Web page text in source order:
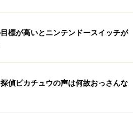
るというのが、基本の流れで
うのは、自分の陣地にする為に
、クリーチャーを召喚して、配
踏んでしまっても、自分もクリ
せることで相手の陣地を奪える
す。ちなみにカルドセプトにお
標が高いとニンテンドースイッチが
偵ピカチュウの声は何故おっさんな